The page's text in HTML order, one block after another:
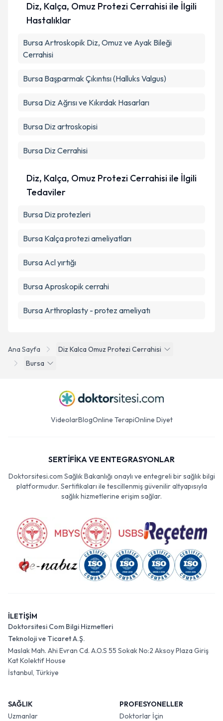
Ana Sayfa
Diz Kalca Omuz Protezi Cerrahisi
Bursa
Diz, Kalça, Omuz Protezi Cerrahisi ile İlgili
Hastalıklar
Bursa Artroskopik Diz, Omuz ve Ayak Bileği
Cerrahisi
Bursa Başparmak Çıkıntısı (Halluks Valgus)
Bursa Diz Ağrısı ve Kıkırdak Hasarları
Bursa Diz artroskopisi
Bursa Diz Cerrahisi
Diz, Kalça, Omuz Protezi Cerrahisi ile İlgili
Tedaviler
Bursa Diz protezleri
Bursa Kalça protezi ameliyatları
Bursa Acl yırtığı
Bursa Aproskopik cerrahi
Bursa Arthroplasty - protez ameliyatı
VideolarBlogOnline TerapiOnline Diyet
SERTİFİKA VE ENTEGRASYONLAR
Doktorsitesi.com Sağlık Bakanlığı onaylı ve entegreli bir sağlık bilgi
platformudur. Sertifikaları ile tescillenmiş güvenilir altyapısıyla
sağlık hizmetlerine erişim sağlar.
İLETİŞİM
Doktorsitesi Com Bilgi Hizmetleri
Teknoloji ve Ticaret A.Ş.
Maslak Mah. Ahi Evran Cd. A.O.S 55 Sokak No:2 Aksoy Plaza Giriş
Kat Kolektif House
İstanbul, Türkiye
SAĞLIK
Uzmanlar
PROFESYONELLER
Doktorlar İçin